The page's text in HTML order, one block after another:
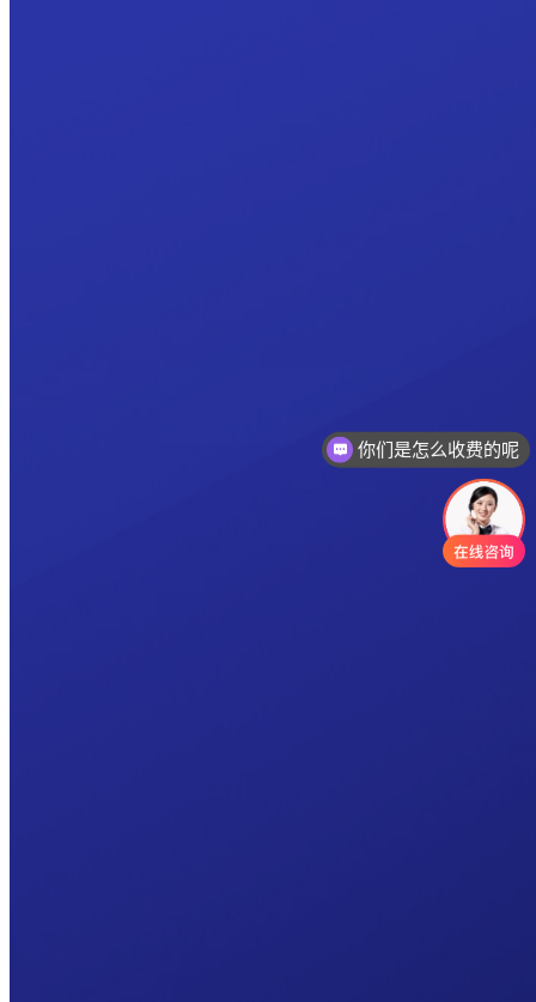
你们是怎么收费的呢